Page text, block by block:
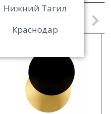
Нижний Тагил
Краснодар